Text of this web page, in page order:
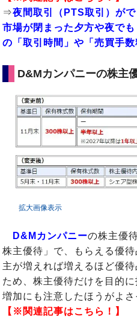
⇒夜間取引（PTS取引）が
市場が閉まった夕方や夜で
の「取引時間」や「売買手数
D&Mカンパニーの株主
拡大画像表示
D&Mカンパニーの株主優
株主優待」で、もらえる優
主が増えれば増えるほど優
ため、株主優待だけを目的
増加にも注意したほうがよさ
【※関連記事はこちら！】